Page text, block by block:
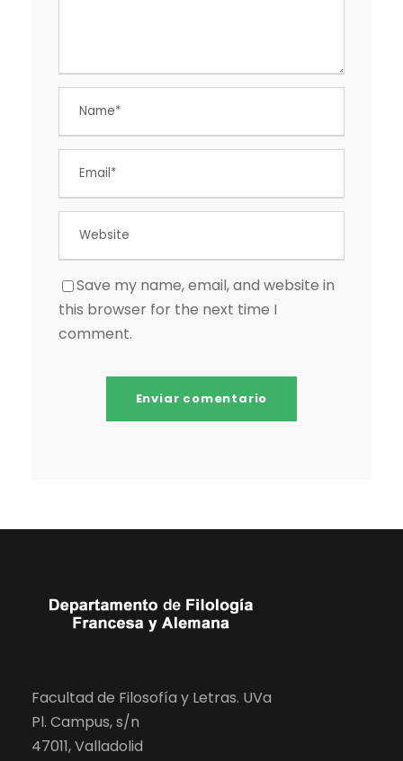
Save my name, email, and website in
this browser for the next time I
comment.
Facultad de Filosofía y Letras. UVa
Pl. Campus, s/n
47011, Valladolid